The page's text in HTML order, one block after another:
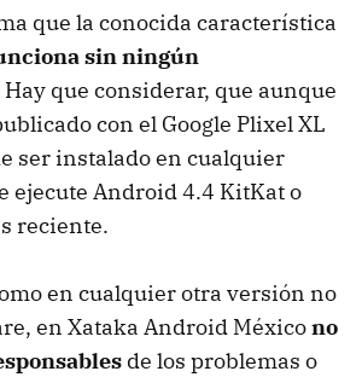
que la conocida característica
sin ningún
Hay que considerar, que aunque
con el Google Plixel XL
ser instalado en cualquier
ejecute Android 4.4 KitKat o
reciente.
en cualquier otra versión no
en Xataka Android Méxicono
de los problemas o